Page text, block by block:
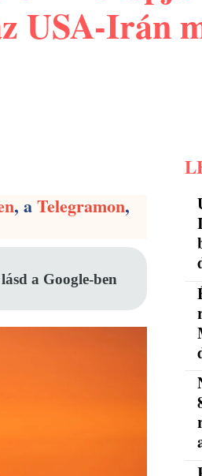
USA-Irán
, aTelegramon,
a Google-ben